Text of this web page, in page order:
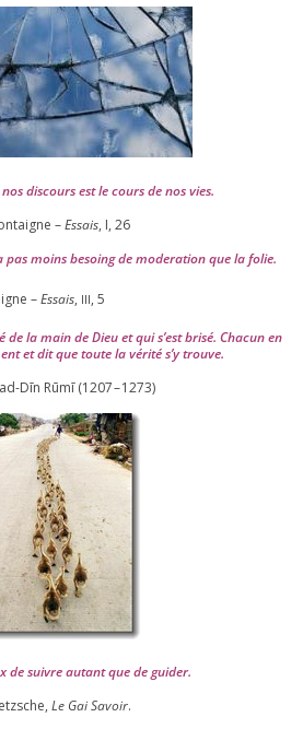
dis­cours est le cours de nos vies.
–Essais, I, 26
pas moins besoing de mode­ra­tion que la folie.
–Essais, III, 5
la main de Dieu et qui s’est bri­sé. Chacun en
et dit que toute la véri­té s’y trouve.
Dīn Rūmī (1207–1273)
de suivre autant que de gui­der.
Le Gai Savoir.